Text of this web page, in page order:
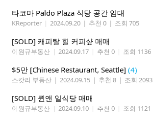
타코마 Paldo Plaza 식당 공간 임대
KReporter | 2024.09.20 | 추천 0 | 조회 705
[SOLD] 캐피탈 힐 커피샾 매매
이원규부동산 | 2024.09.17 | 추천 0 | 조회 1136
$5만 [Chinese Restaurant, Seattle] (4)
스캇리 부동산 | 2024.09.15 | 추천 8 | 조회 2093
[SOLD] 퀸앤 일식당 매매
이원규부동산 | 2024.09.10 | 추천 0 | 조회 1121